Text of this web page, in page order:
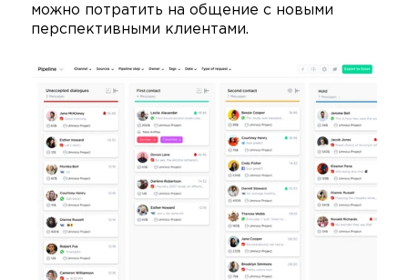
можно потратить на общение с новыми
перспективными клиентами.